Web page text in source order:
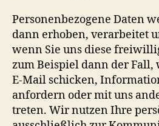
Personenbezogene Daten
dann erhoben, verarbeitet
wenn Sie uns diese
zum Beispiel dann der Fall,
E-Mail schicken,
anfordern oder mit uns
treten. Wir nutzen Ihre